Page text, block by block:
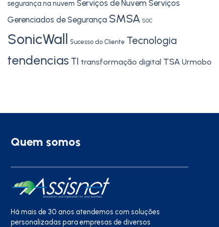
segurança na nuvem Serviços de Nuvem Serviços
Gerenciados de Segurança SMSA SOC
SonicWall Sucesso do Cliente Tecnologia
tendencias TI transformação digital TSA Urmobo
Quem somos
Há mais de 30 anos atendemos com soluções
personalizadas para empresas de diversos